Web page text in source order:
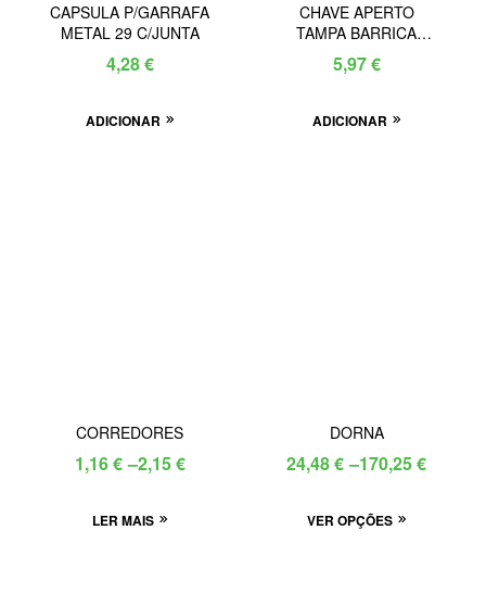
CAPSULA P/GARRAFA
METAL 29 C/JUNTA
4,28€
ADICIONAR
CHAVE APERTO
TAMPA BARRICA
(0535)
5,97€
ADICIONAR
CORREDORES
1,16€ –2,15€
LER MAIS
DORNA
24,48€ –170,25€
VER OPÇÕES